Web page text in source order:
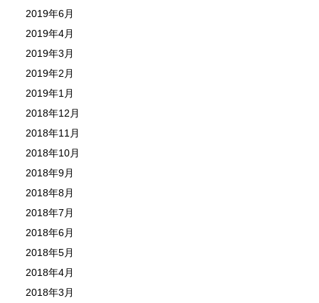
2019年6月
2019年4月
2019年3月
2019年2月
2019年1月
2018年12月
2018年11月
2018年10月
2018年9月
2018年8月
2018年7月
2018年6月
2018年5月
2018年4月
2018年3月